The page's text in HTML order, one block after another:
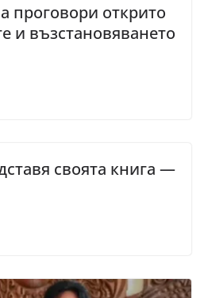
проговори открито
и възстановяването
своята книга —